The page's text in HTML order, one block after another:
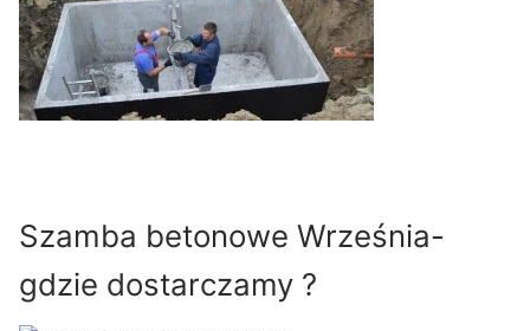
Szamba betonowe Września-
gdzie dostarczamy ?